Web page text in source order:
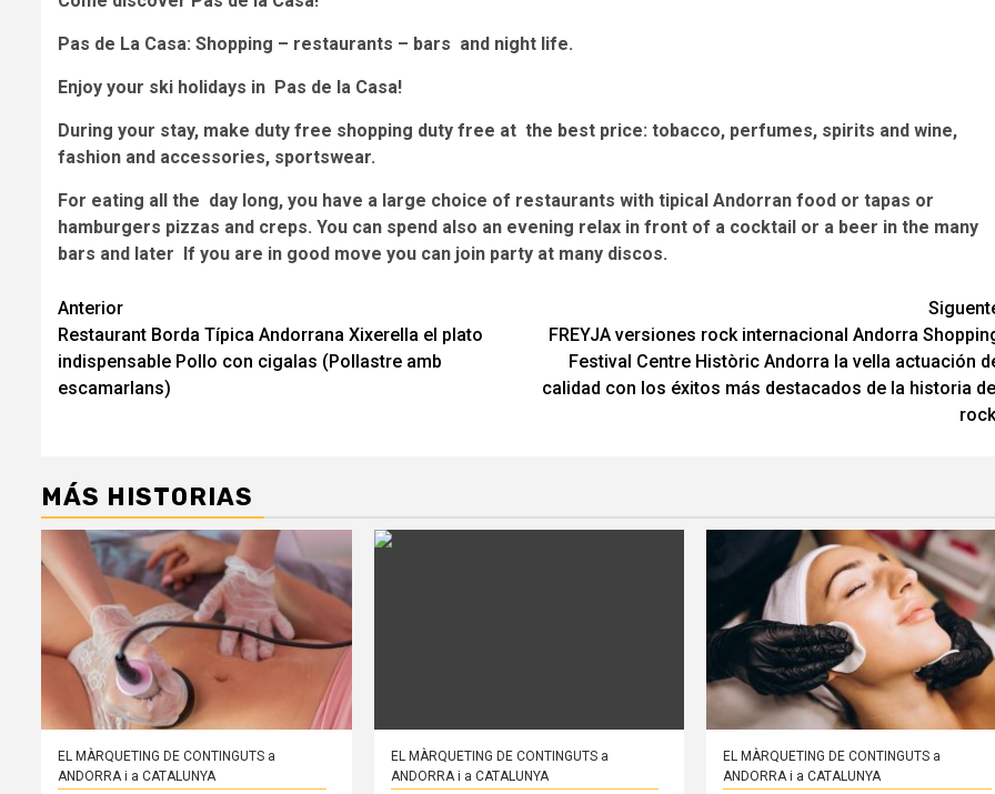
Pas de La Casa: Shopping – restaurants – bars and night life.
Enjoy your ski holidays in Pas de la Casa!
During your stay, make duty free shopping duty free at the best price: tobacco, perfumes, spirits and wine,
fashion and accessories, sportswear.
For eating all the day long, you have a large choice of restaurants with tipical Andorran food or tapas or
hamburgers pizzas and creps. You can spend also an evening relax in front of a cocktail or a beer in the many
bars and later If you are in good move you can join party at many discos.
Navegación
de
entradas
Anterior
Restaurant Borda Típica Andorrana Xixerella el plato
indispensable Pollo con cigalas (Pollastre amb
escamarlans)
FREYJA versiones rock internacional Andorra
Festival Centre Històric Andorra la vella actuación
calidad con los éxitos más destacados de la historia
MÁS HISTORIAS
EL MÀRQUETING DE CONTINGUTS a
ANDORRA i a CATALUNYA
EL MÀRQUETING DE CONTINGUTS a
ANDORRA i a CATALUNYA
EL MÀRQUETING DE CONTINGUTS a
ANDORRA i a CATALUNYA